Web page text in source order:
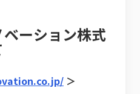
ーション株式
＞